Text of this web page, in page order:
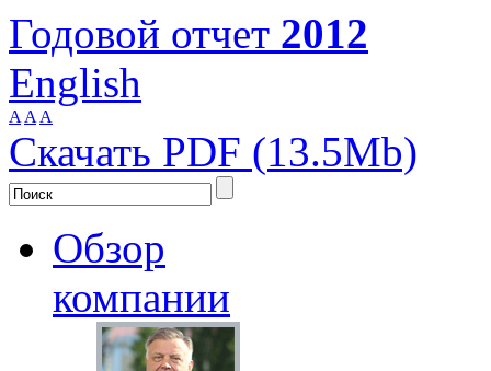
Годовой отчет 2012
English
A A A
Скачать PDF (13.5Mb)
Обзор
компании